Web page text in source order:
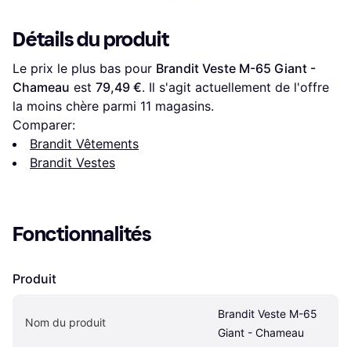
Détails du produit
Le prix le plus bas pour Brandit Veste M-65 Giant -
Chameau est 79,49 €. Il s'agit actuellement de l'offre
la moins chère parmi 11 magasins.
Comparer:
Brandit Vêtements
Brandit Vestes
Fonctionnalités
Produit
Nom du produit
Brandit Veste M-65
Giant - Chameau